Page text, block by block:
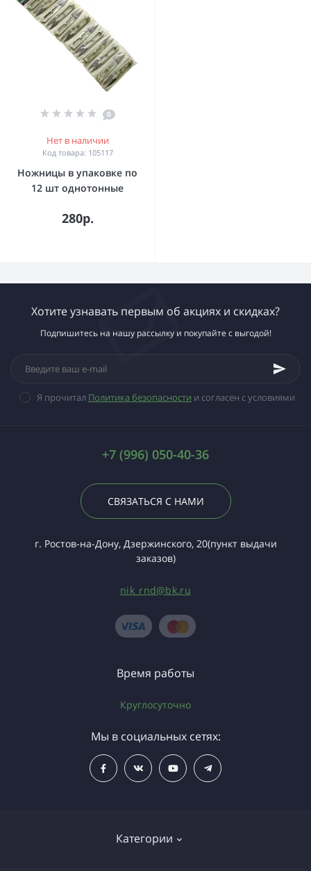
0
Нет в наличии
Код товара: 105117
Ножницы в упаковке по
12 шт однотонные
280р.
Хотите узнавать первым об акциях и скидках?
Подпишитесь на нашу рассылку и покупайте с выгодой!
Я прочитал Политика безопасности и согласен с условиями
+7 (996) 050-40-36
СВЯЗАТЬСЯ С НАМИ
г. Ростов-на-Дону, Дзержинского, 20(пункт выдачи
заказов)
nik_rnd@bk.ru
Категории
Время работы
Круглосуточно
Мы в социальных сетях: